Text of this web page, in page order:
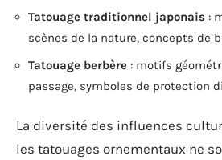
Tatouage traditionnel japonais :
scènes de la nature, concepts de
Tatouage berbère : motifs
passage, symboles de protection
La diversité des influences
les tatouages ornementaux ne